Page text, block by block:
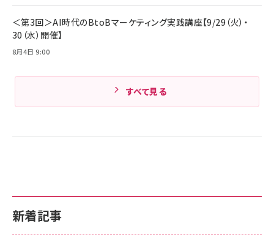
新着記事
＜第3回＞AI時代のBtoBマーケティング実践講座【9/29（火）・
30（水）開催】
8月4日 9:00
すべて見る